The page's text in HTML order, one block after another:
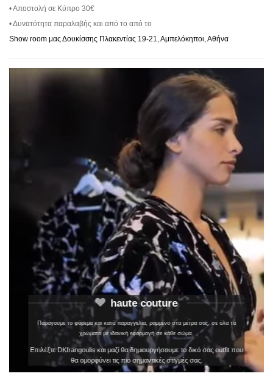
• Αποστολή σε Κύπρο 30€
• Δυνατότητα παραλαβής και από το από το
Show room μας Δουκίσσης Πλακεντίας 19-21, Αμπελόκηποι, Αθήνα
haute couture
Παράγουμε το φόρεμα και κατά παραγγελία, ραμμένο στα μέτρα σας, σε όλα τα
χρώματα με ιδανική εφαρμογή σε κάθε σώμα.
Επιλέξτε DKfrangoulis και μαζί θα δημιουργήσουμε το δικό σας outfit που
θα ομορφύνει τις πιο σημαντικές στιγμές σας.